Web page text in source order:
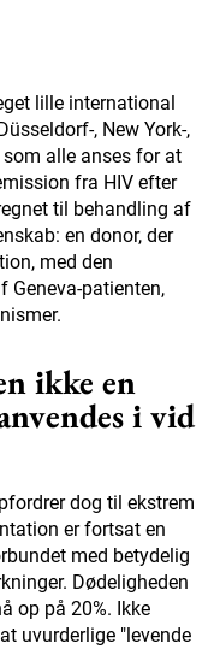
lille international
, New York-,
som alle anses for at
fra HIV efter
til behandling af
en donor, der
med den
patienten,
ikke en
i vid
dog til ekstrem
er fortsat en
med betydelig
Dødeligheden
op på 20%. Ikke
uvurderlige "levende